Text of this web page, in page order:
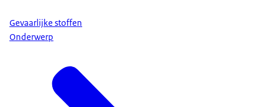
Gevaarlijke stoffen
Onderwerp